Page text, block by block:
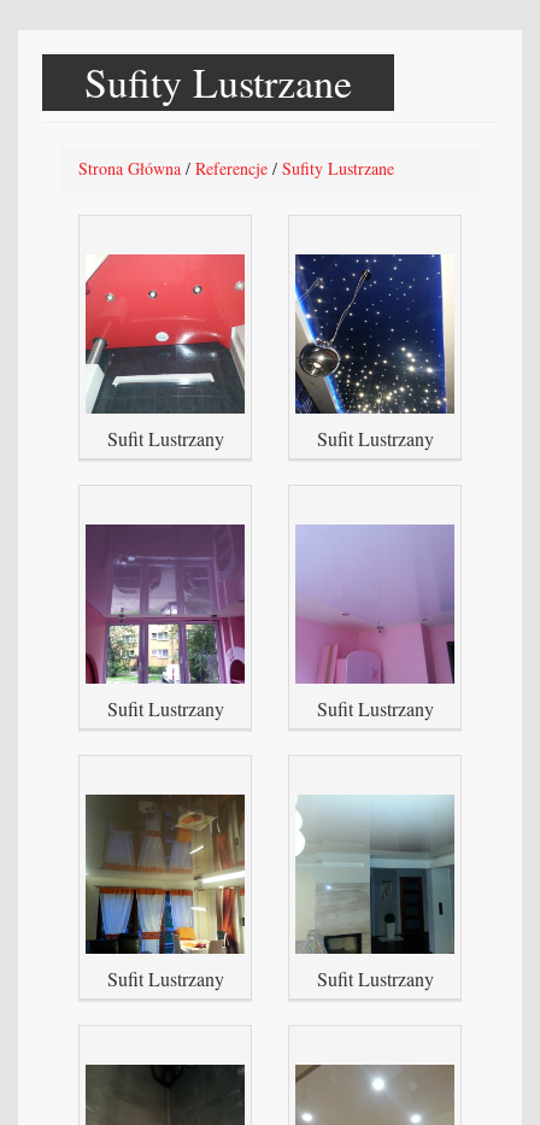
Sufity Lustrzane
Strona Główna / Referencje / Sufity Lustrzane
Sufit Lustrzany Sufit Lustrzany
Sufit Lustrzany Sufit Lustrzany
Sufit Lustrzany Sufit Lustrzany